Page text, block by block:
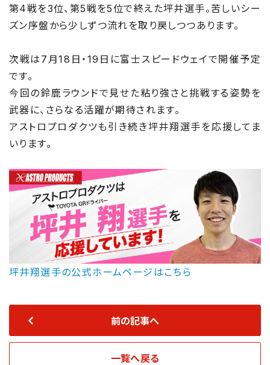
第4戦を3位、第5戦を5位で終えた坪井選手。苦しいシー
ズン序盤から少しずつ流れを取り戻しつつあります。
次戦は7月18日・19日に富士スピードウェイで開催予定
です。
今回の鈴鹿ラウンドで見せた粘り強さと挑戦する姿勢を
武器に、さらなる活躍が期待されます。
アストロプロダクツも引き続き坪井翔選手を応援してま
いります。
坪井翔選手の公式ホームページはこちら
前の記事へ
一覧へ戻る